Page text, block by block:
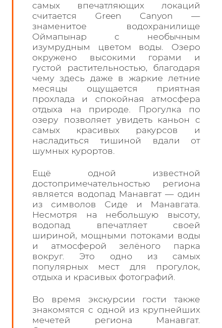
самых впечатляющих локаций
считается Green Canyon —
знаменитое водохранилище
Оймапынар с необычным
изумрудным цветом воды. Озеро
окружено высокими горами и
густой растительностью, благодаря
чему здесь даже в жаркие летние
месяцы ощущается приятная
прохлада и спокойная атмосфера
отдыха на природе. Прогулка по
озеру позволяет увидеть каньон с
самых красивых ракурсов и
насладиться тишиной вдали от
шумных курортов.
Ещё одной известной
достопримечательностью региона
является водопад Манавгат — один
из символов Сиде и Манавгата.
Несмотря на небольшую высоту,
водопад впечатляет своей
шириной, мощными потоками воды
и атмосферой зелёного парка
вокруг. Это одно из самых
популярных мест для прогулок,
отдыха и красивых фотографий.
Во время экскурсии гости также
знакомятся с одной из крупнейших
мечетей региона Манавгат.